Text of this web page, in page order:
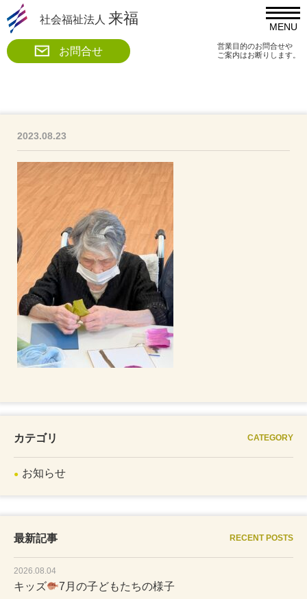
MENU
社会福祉法人 来福
お問合せ
営業目的のお問合せや
ご案内はお断りします。
2023.08.23
カテゴリ CATEGORY
お知らせ
最新記事 RECENT POSTS
2026.08.04
キッズ 7月の子どもたちの様子